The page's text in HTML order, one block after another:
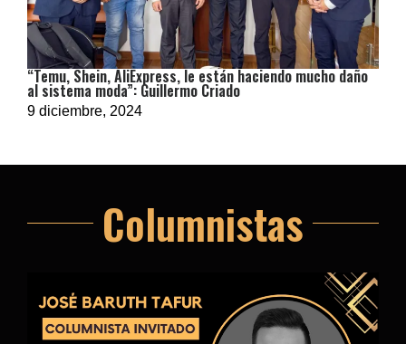
“Temu, Shein, AliExpress, le están haciendo mucho daño
al sistema moda”: Guillermo Criado
9 diciembre, 2024
Columnistas